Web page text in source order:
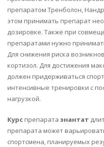
препаратом Тренболон,
этом принимать препарат
дозировке. Также при
препаратами нужно
Для снижения риска
кортизол. Для достижения
должен придерживаться
интенсивные тренировки с
нагрузкой.
Курс препарата энантат
препарата может
спортсмена, планируемых